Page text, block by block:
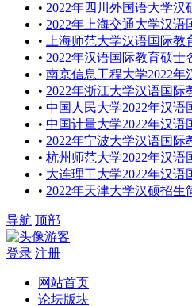
• 2022年四川外国语大学汉
• 2022年上海交通大学汉语
•
上海师范大学汉语国际教
• 2022年汉语国际教育硕士
• 南京信息工程大学2022年
• 2022年浙江大学汉语国际
• 中国人民大学2022年汉语
• 中国计量大学2022年汉语
• 2022年宁波大学汉语国际
• 杭州师范大学2022年汉语
• 大连理工大学2022年汉语
• 2022年天津大学汉硕招生
导航 顶部
游客
登录 注册
网站首页
论坛版块